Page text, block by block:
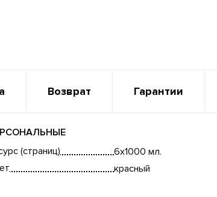
Возврат Гарантии
(страниц)
6x1000 мл.
красный